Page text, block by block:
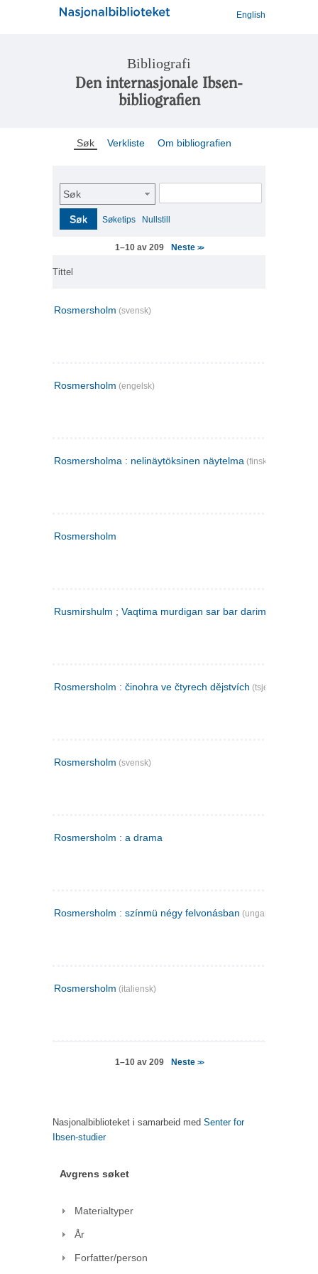
English
Bibliografi
Den internasjonale Ibsen-
bibliografien
Søk Verkliste Om bibliografien
Søk
Søk Søketips Nullstill
1–10 av 209 Neste >>
Tittel
Rosmersholm (svensk)
Rosmersholm (engelsk)
Rosmersholma : nelinäytöksinen näytelma (finsk)
Rosmersholm
Rusmirshulm ; Vaqtima murdigan sar bar darim
Rosmersholm : činohra ve čtyrech dějstvích (tsjekkisk)
Rosmersholm (svensk)
Rosmersholm : a drama
Rosmersholm : színmü négy felvonásban (ungarsk)
Rosmersholm (italiensk)
1–10 av 209 Neste >>
Nasjonalbiblioteket i samarbeid med Senter for
Ibsen-studier
Avgrens søket
Materialtyper
År
Forfatter/person